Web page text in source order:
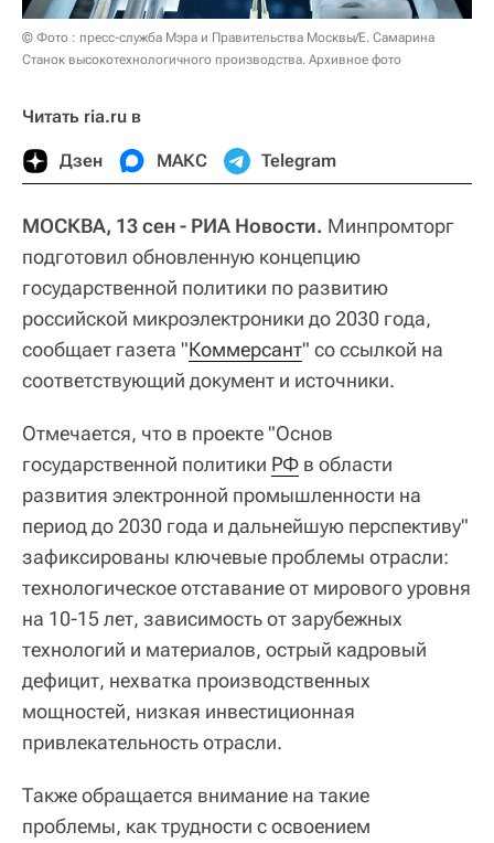
© Фото : пресс-служба Мэра и Правительства Москвы/Е. Самарина
Станок высокотехнологичного производства. Архивное фото
Читать ria.ru в
Дзен МАКС Telegram
МОСКВА, 13 сен - РИА Новости. Минпромторг
подготовил обновленную концепцию
государственной политики по развитию
российской микроэлектроники до 2030 года,
сообщает газета "Коммерсант" со ссылкой на
соответствующий документ и источники.
Отмечается, что в проекте "Основ
государственной политики РФ в области
развития электронной промышленности на
период до 2030 года и дальнейшую перспективу"
зафиксированы ключевые проблемы отрасли:
технологическое отставание от мирового уровня
на 10-15 лет, зависимость от зарубежных
технологий и материалов, острый кадровый
дефицит, нехватка производственных
мощностей, низкая инвестиционная
привлекательность отрасли.
Также обращается внимание на такие
проблемы, как трудности с освоением